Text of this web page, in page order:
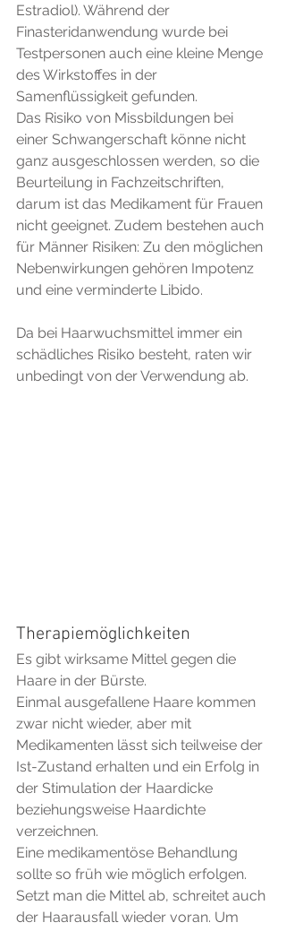
Estradiol). Während der
Finasteridanwendung wurde bei
Testpersonen auch eine kleine Menge
des Wirkstoffes in der
Samenflüssigkeit gefunden.
Das Risiko von Missbildungen bei
einer Schwangerschaft könne nicht
ganz ausgeschlossen werden, so die
Beurteilung in Fachzeitschriften,
darum ist das Medikament für Frauen
nicht geeignet. Zudem bestehen auch
für Männer Risiken: Zu den möglichen
Nebenwirkungen gehören Impotenz
und eine verminderte Libido.
Da bei Haarwuchsmittel immer ein
schädliches Risiko besteht, raten wir
unbedingt von der Verwendung ab.
Therapiemöglichkeiten
Es gibt wirksame Mittel gegen die
Haare in der Bürste.
Einmal ausgefallene Haare kommen
zwar nicht wieder, aber mit
Medikamenten lässt sich teilweise der
Ist-Zustand erhalten und ein Erfolg in
der Stimulation der Haardicke
beziehungsweise Haardichte
verzeichnen.
Eine medikamentöse Behandlung
sollte so früh wie möglich erfolgen.
Setzt man die Mittel ab, schreitet auch
der Haarausfall wieder voran. Um